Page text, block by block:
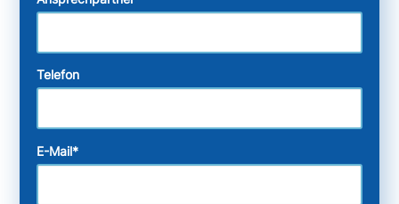
Telefon
E-Mail*